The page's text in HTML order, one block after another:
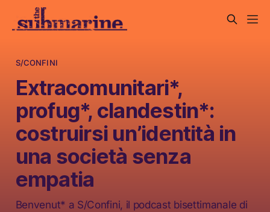
S/CONFINI
Extracomunitari*,
profug*, clandestin*:
costruirsi un’identità in
una società senza
empatia
Benvenut* a S/Confini, il podcast bisettimanale di